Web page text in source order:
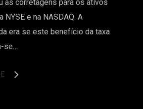
as corretagens para os ativos
NYSE e na NASDAQ. A
era se este benefício da taxa
se…